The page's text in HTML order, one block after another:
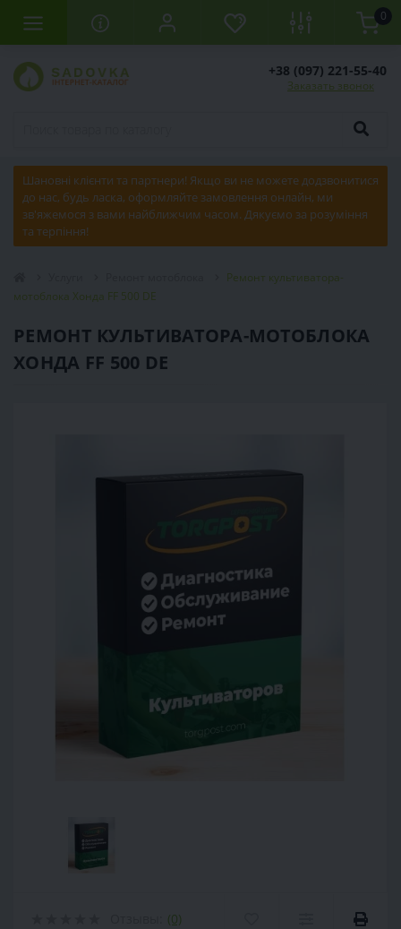
0
+38 (097) 221-55-40
Заказать звонок
Шановні клієнти та партнери! Якщо ви не можете додзвонитися
до нас, будь ласка, оформляйте замовлення онлайн, ми
зв'яжемося з вами найближчим часом. Дякуємо за розуміння
та терпіння!
Ремонт культиватора-
мотоблока Хонда FF 500 DE
РЕМОНТ КУЛЬТИВАТОРА-МОТОБЛОКА
ХОНДА FF 500 DE
(0)